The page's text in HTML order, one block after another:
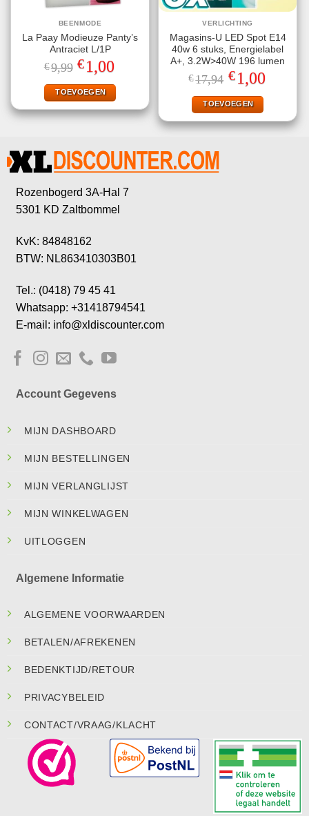
BEENMODE
La Paay Modieuze Panty’s
Antraciet L/1P
€9,99 Oorspronkelijke
prijs
was:
€9,99.
€1,00
is:
€1,00.
TOEVOEGEN
VERLICHTING
Magasins-U LED Spot E14
40w 6 stuks, Energielabel
A+, 3.2W>40W 196 lumen
€17,94 Oorspronkelijke
prijs
was:
€17,94.
€1,00Huidige
prijs
TOEVOEGEN
Rozenbogerd 3A-Hal 7
5301 KD Zaltbommel
KvK: 84848162
BTW: NL863410303B01
Tel.: (0418) 79 45 41
Whatsapp: +31418794541
E-mail: info@xldiscounter.com
Account Gegevens
MIJN DASHBOARD
MIJN BESTELLINGEN
MIJN VERLANGLIJST
MIJN WINKELWAGEN
UITLOGGEN
Algemene Informatie
ALGEMENE VOORWAARDEN
BETALEN/AFREKENEN
BEDENKTIJD/RETOUR
PRIVACYBELEID
CONTACT/VRAAG/KLACHT